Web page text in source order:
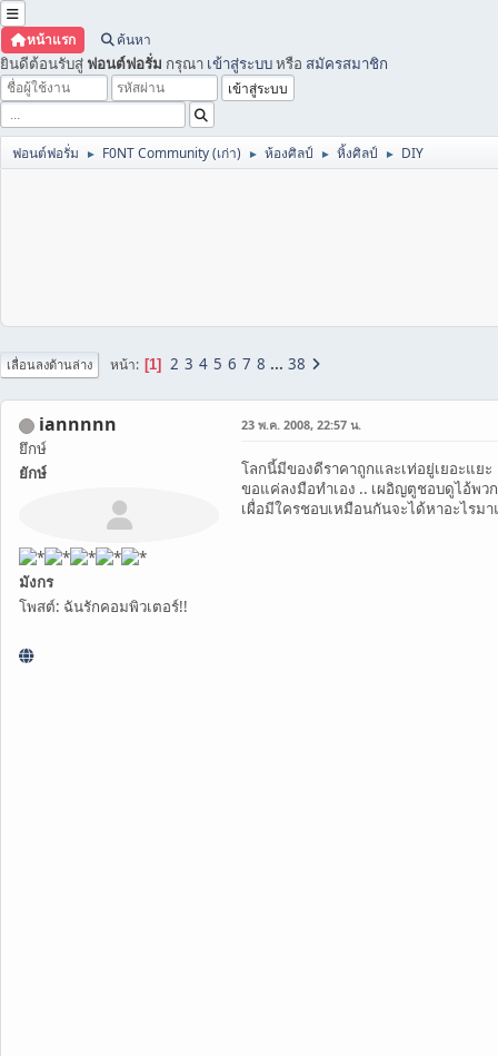
หน้าแรก ค้นหา
ยินดีต้อนรับสู่ ฟอนต์ฟอรั่ม กรุณา เข้าสู่ระบบหรือ สมัครสมาชิก
ฟอนต์ฟอรั่ม ► F0NT Community (เก่า) ► ห้องศิลป์ ► หิ้งศิลป์ ► DIY
เลื่อนลงด้านล่าง หน้า 1 2 3 4 5 6 7 8 ... 38
iannnnn
ยึกษ์
ยักษ์
มังกร
โพสต์: ฉันรักคอมพิวเตอร์!!
23 พ.ค. 2008, 22:57 น.
โลกนี้มีของดีราคาถูกและเท่อยู่เยอะแยะ
ขอแค่ลงมือทำเอง .. เผอิญตูชอบดูไอ้พว
เผื่อมีใครชอบเหมือนกันจะได้หาอะไรม